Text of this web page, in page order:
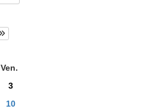
Ven.
3
10